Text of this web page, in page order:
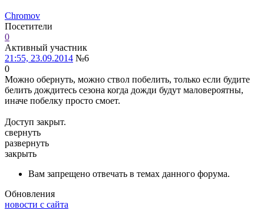
Chromov
Посетители
0
Активный участник
21:55, 23.09.2014 №6
0
Можно обернуть, можно ствол побелить, только если будите
белить дождитесь сезона когда дожди будут маловероятны,
иначе побелку просто смоет.
Доступ закрыт.
свернуть
развернуть
закрыть
Вам запрещено отвечать в темах данного форума.
Обновления
новости с сайта